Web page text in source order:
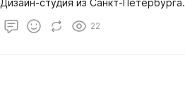
Дизайн-студия из Санкт-Петербурга.
22